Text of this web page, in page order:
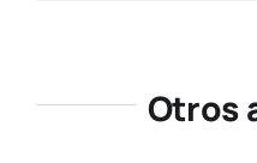
Otros